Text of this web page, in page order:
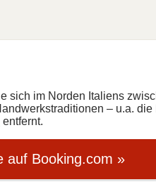
sich im Norden Italiens
– u.a.
entfernt.
auf Booking.com »